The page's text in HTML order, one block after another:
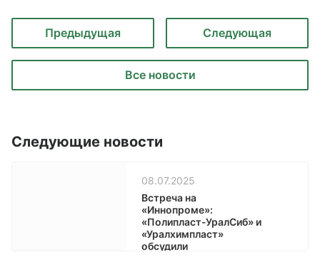
Предыдущая Следующая
Все новости
Следующие новости
08.07.2025
Встреча на
«Иннопроме»:
«Полипласт-УралСиб» и
«Уралхимпласт»
обсудили